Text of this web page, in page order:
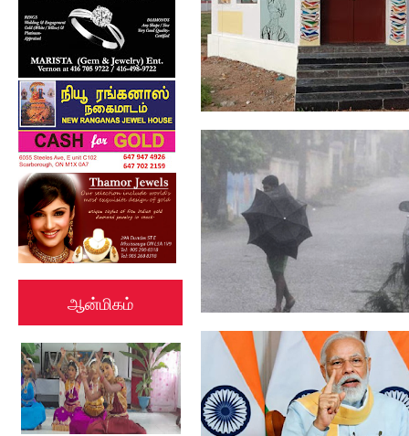
ஆன்மிகம்
இன்று கவிஞர் பிரமிள் நினைவு
தினம்.
தமிழகத்தில் 24 மணிநேரத்தில்
கனமழைக்...